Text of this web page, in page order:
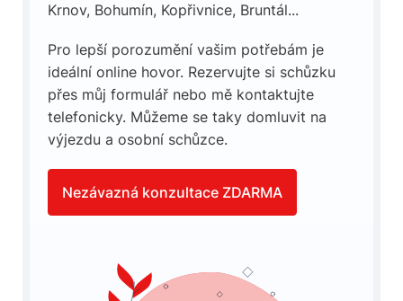
Krnov, Bohumín, Kopřivnice, Bruntál...
Pro lepší porozumění vašim potřebám je
ideální online hovor. Rezervujte si schůzku
přes můj formulář nebo mě kontaktujte
telefonicky. Můžeme se taky domluvit na
výjezdu a osobní schůzce.
Nezávazná konzultace ZDARMA